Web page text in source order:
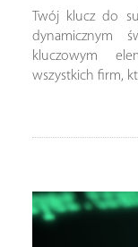
Twój klucz do
dynamicznym
kluczowym
wszystkich firm,